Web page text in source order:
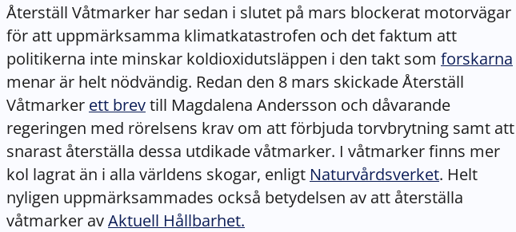
Återställ Våtmarker har sedan i slutet på mars blockerat motorvägar
för att uppmärksamma klimatkatastrofen och det faktum att
politikerna inte minskar koldioxidutsläppen i den takt som forskarna
menar är helt nödvändig. Redan den 8 mars skickade Återställ
Våtmarker ett brevtill Magdalena Andersson och dåvarande
regeringen med rörelsens krav om att förbjuda torvbrytning samt att
snarast återställa dessa utdikade våtmarker. I våtmarker finns mer
kol lagrat än i alla världens skogar, enligt Naturvårdsverket. Helt
nyligen uppmärksammades också betydelsen av att återställa
våtmarker avAktuell Hållbarhet.